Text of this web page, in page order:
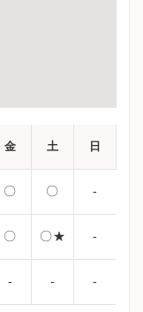
金 土 日
〇 〇 -
〇 〇★ -
- - -